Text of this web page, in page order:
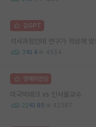
김GPT
석사과정인데 연구가 적성에
3 4 4554
명예의전당
미국빅테크 vs 인서울교수
22 85 42387